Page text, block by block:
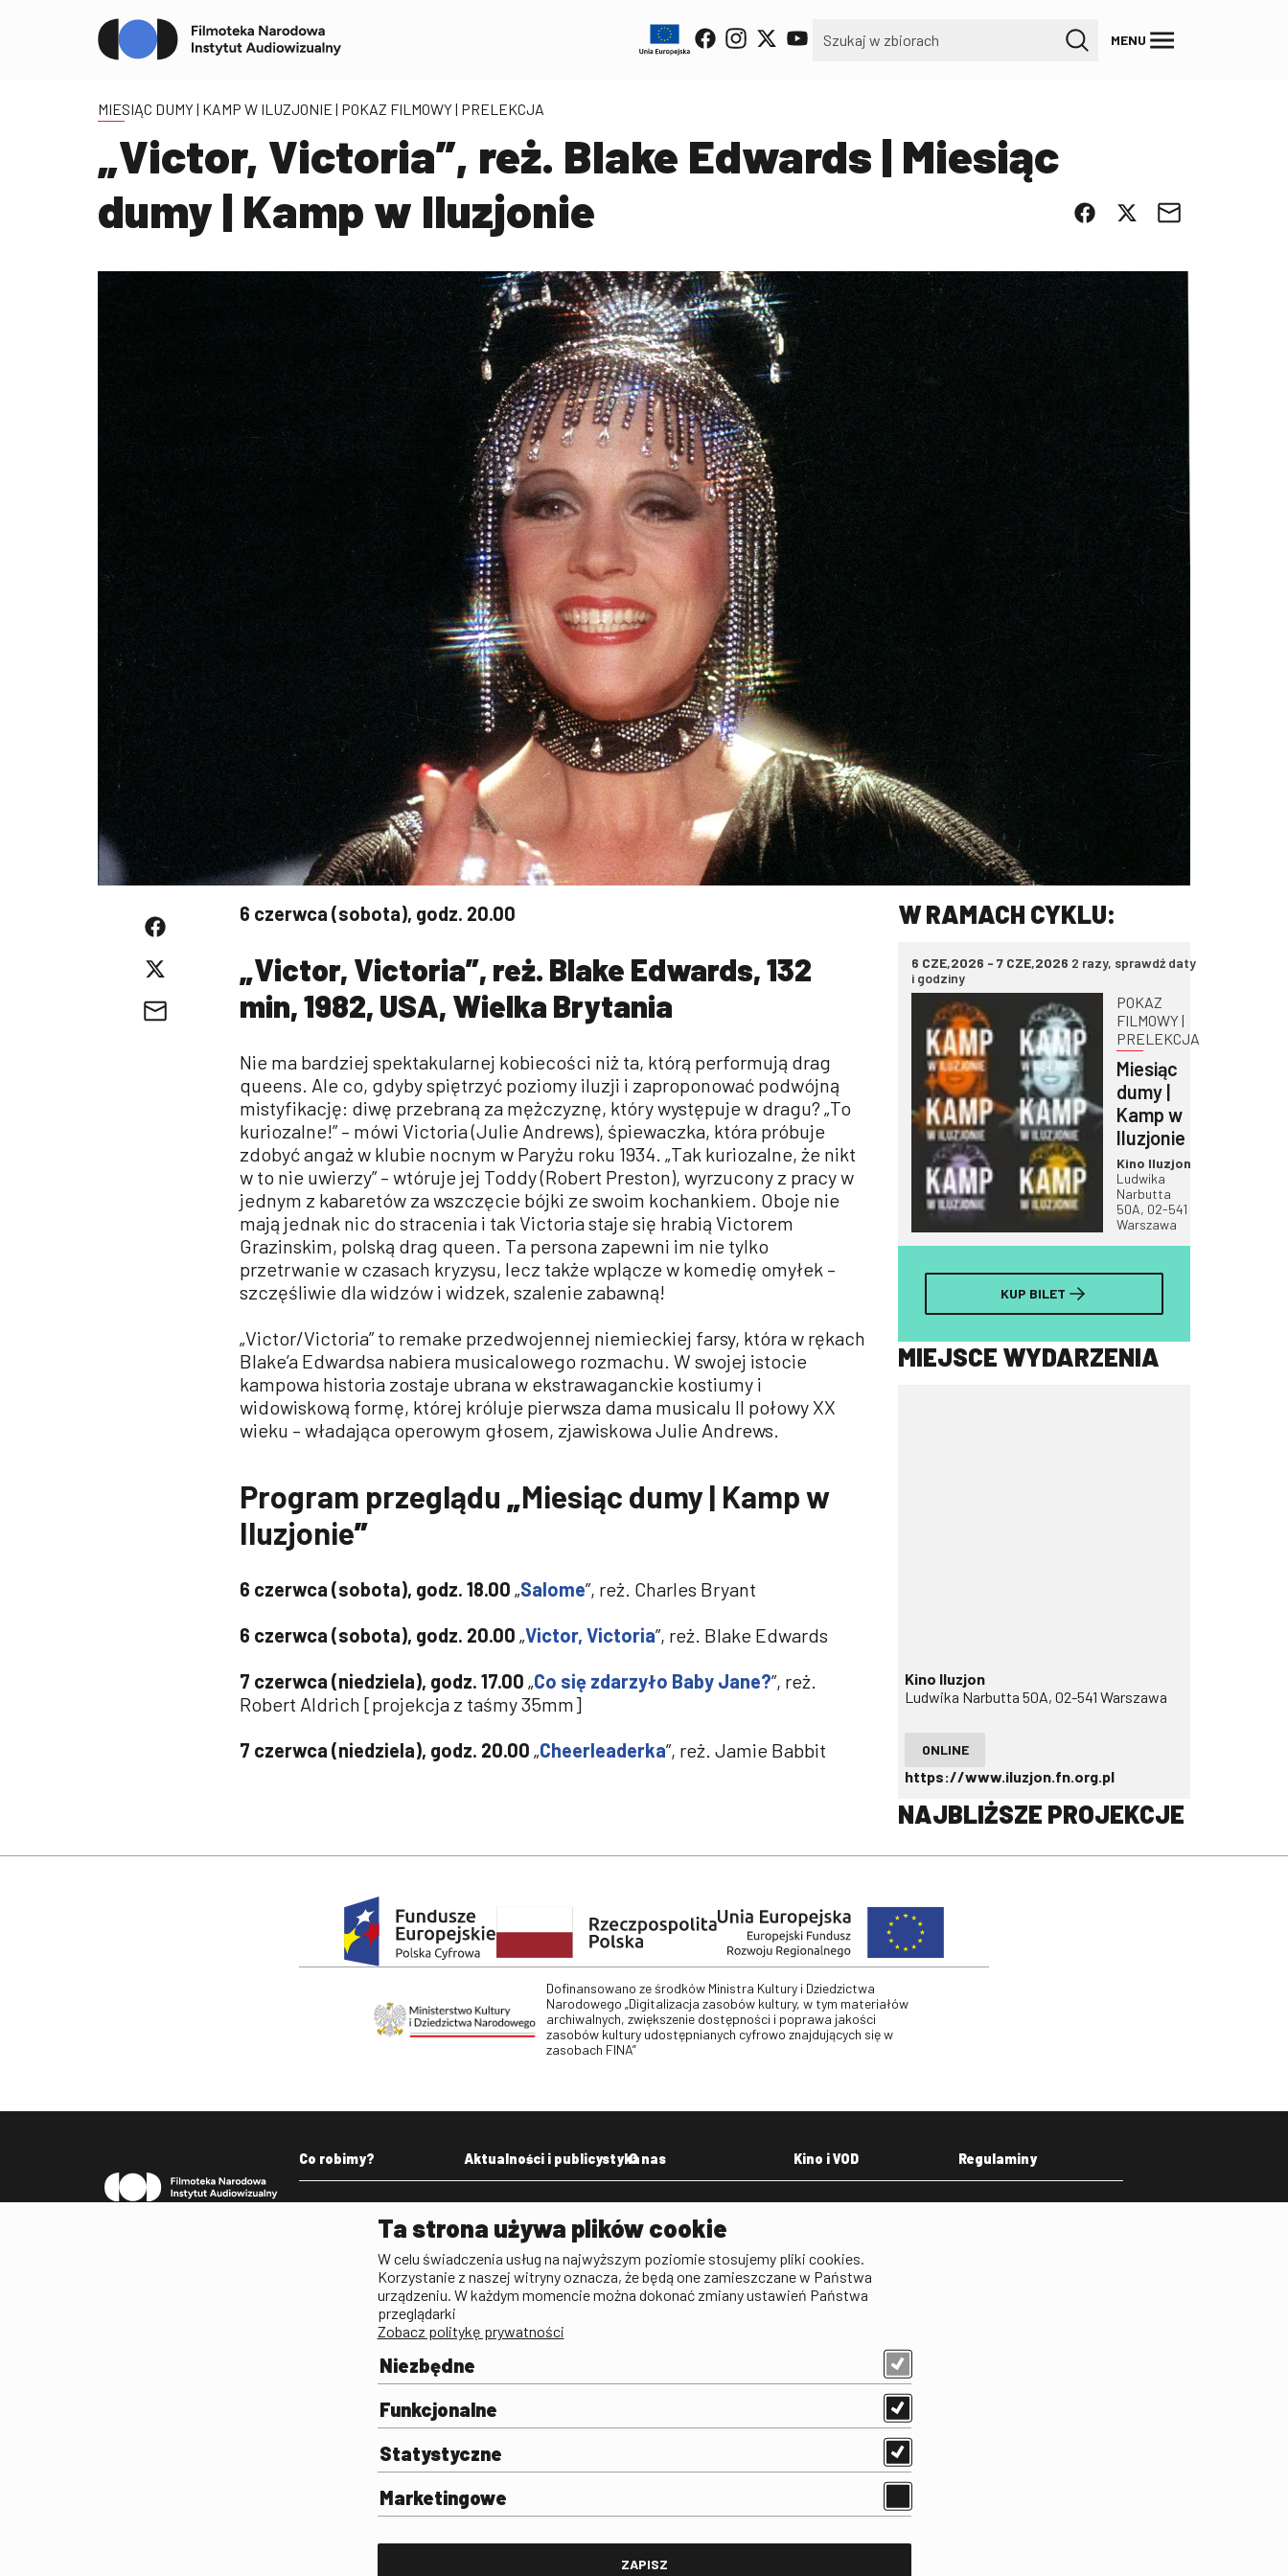
MENU
MIESIĄC DUMY | KAMP W ILUZJONIE | POKAZ FILMOWY | PRELEKCJA
„Victor, Victoria”, reż. Blake Edwards | Miesiąc
dumy | Kamp w Iluzjonie
6 czerwca (sobota), godz. 20.00
„Victor, Victoria”, reż. Blake Edwards, 132
min, 1982, USA, Wielka Brytania
Nie ma bardziej spektakularnej kobiecości niż ta, którą performują drag
queens. Ale co, gdyby spiętrzyć poziomy iluzji i zaproponować podwójną
mistyfikację: diwę przebraną za mężczyznę, który występuje w dragu? „To
kuriozalne!” – mówi Victoria (Julie Andrews), śpiewaczka, która próbuje
zdobyć angaż w klubie nocnym w Paryżu roku 1934. „Tak kuriozalne, że nikt
w to nie uwierzy” – wtóruje jej Toddy (Robert Preston), wyrzucony z pracy w
jednym z kabaretów za wszczęcie bójki ze swoim kochankiem. Oboje nie
mają jednak nic do stracenia i tak Victoria staje się hrabią Victorem
Grazinskim, polską drag queen. Ta persona zapewni im nie tylko
przetrwanie w czasach kryzysu, lecz także wplącze w komedię omyłek –
szczęśliwie dla widzów i widzek, szalenie zabawną!
„Victor/Victoria” to remake przedwojennej niemieckiej farsy, która w rękach
Blake’a Edwardsa nabiera musicalowego rozmachu. W swojej istocie
kampowa historia zostaje ubrana w ekstrawaganckie kostiumy i
widowiskową formę, której króluje pierwsza dama musicalu II połowy XX
wieku – władająca operowym głosem, zjawiskowa Julie Andrews.
Program przeglądu „Miesiąc dumy | Kamp w
Iluzjonie”
6 czerwca (sobota), godz. 18.00 „Salome”, reż. Charles Bryant
6 czerwca (sobota), godz. 20.00 „Victor, Victoria”, reż. Blake Edwards
7 czerwca (niedziela), godz. 17.00 „Co się zdarzyło Baby Jane?”, reż.
Robert Aldrich [projekcja z taśmy 35mm]
7 czerwca (niedziela), godz. 20.00 „Cheerleaderka”, reż. Jamie Babbit
W RAMACH CYKLU:
6 CZE,2026 - 7 CZE,2026 2 razy, sprawdź daty
i godziny
POKAZ
FILMOWY |
PRELEKCJA
Miesiąc
dumy |
Kamp w
Iluzjonie
Kino Iluzjon
Ludwika
Narbutta
50A, 02-541
Warszawa
KUP BILET
MIEJSCE WYDARZENIA
Kino Iluzjon
Ludwika Narbutta 50A, 02-541 Warszawa
ONLINE
https://www.iluzjon.fn.org.pl
NAJBLIŻSZE PROJEKCJE
Dofinansowano ze środków Ministra Kultury i Dziedzictwa
Narodowego „Digitalizacja zasobów kultury, w tym materiałów
archiwalnych, zwiększenie dostępności i poprawa jakości
zasobów kultury udostępnianych cyfrowo znajdujących się w
zasobach FINA”
Co robimy?
Biogramy.pl. Polski Portal
Filmoteka Szkolna
Olimpiada Wiedzy o Filmie i
Komunikacji Społecznej
Repozytorium Cyfrowe
Wynajem przestrzeni FINA
Aktualności i publicystyka
Aktualności
Publicystyka filmowa
O nas
Deklaracja dostępności
Polityka antykorupcyjna
Praca w FINA
Kino i VOD Regulaminy
Ta strona używa plików cookie
W celu świadczenia usług na najwyższym poziomie stosujemy pliki cookies.
Korzystanie z naszej witryny oznacza, że będą one zamieszczane w Państwa
urządzeniu. W każdym momencie można dokonać zmiany ustawień Państwa
przeglądarki
Zobacz politykę prywatności
Niezbędne
Funkcjonalne
Statystyczne
Marketingowe
ZAPISZ